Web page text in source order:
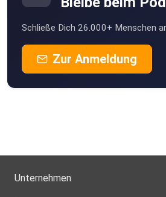
Wenn du dir Unterstützung
Schließe Dich 26.000+ Menschen
Zur Anmeldung
Unternehmen